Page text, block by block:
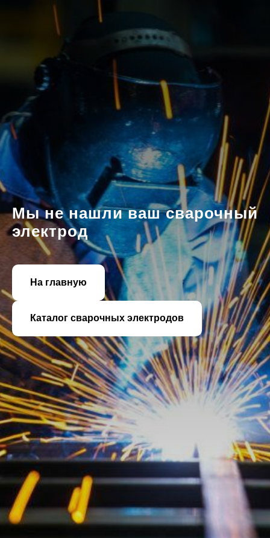
Мы не нашли ваш сварочный
электрод
На главную
Каталог сварочных электродов